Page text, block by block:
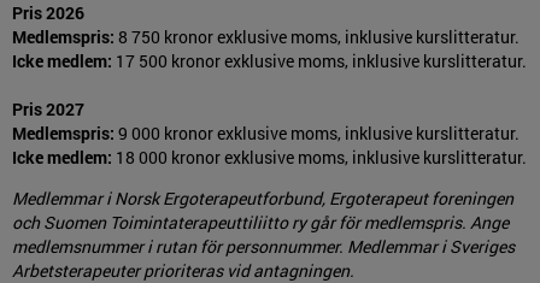
Pris 2026
Medlemspris: 8 750 kronor exklusive moms, inklusive kurslitteratur.
Icke medlem: 17 500 kronor exklusive moms, inklusive kurslitteratur.
Pris 2027
Medlemspris: 9 000 kronor exklusive moms, inklusive kurslitteratur.
Icke medlem: 18 000 kronor exklusive moms, inklusive kurslitteratur.
Medlemmar i Norsk Ergoterapeutforbund, Ergoterapeut foreningen
och Suomen Toimintaterapeuttiliitto ry går för medlemspris. Ange
medlemsnummer i rutan för personnummer. Medlemmar i Sveriges
Arbetsterapeuter prioriteras vid antagningen.